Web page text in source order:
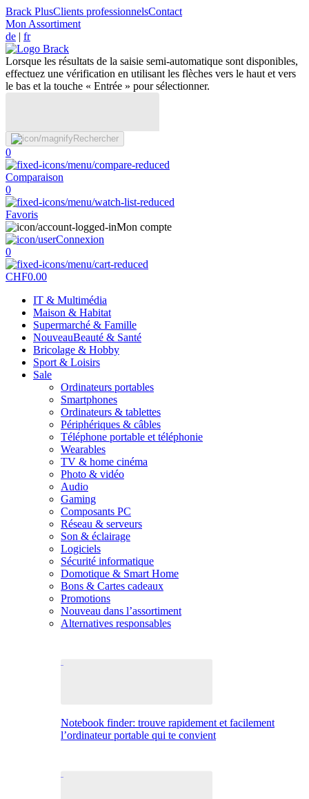
Brack PlusClients professionnelsContact
Mon Assortiment
de | fr
Lorsque les résultats de la saisie semi-automatique sont disponibles,
effectuez une vérification en utilisant les flèches vers le haut et vers
le bas et la touche « Entrée » pour sélectionner.
Rechercher
0
Comparaison
0
Favoris
Mon compte
Connexion
0
CHF0.00
IT & Multimédia
Maison & Habitat
Supermarché & Famille
NouveauBeauté & Santé
Bricolage & Hobby
Sport & Loisirs
Sale
Ordinateurs portables
Smartphones
Ordinateurs & tablettes
Périphériques & câbles
Téléphone portable et téléphonie
Wearables
TV & home cinéma
Photo & vidéo
Audio
Gaming
Composants PC
Réseau & serveurs
Son & éclairage
Logiciels
Sécurité informatique
Domotique & Smart Home
Bons & Cartes cadeaux
Promotions
Nouveau dans l’assortiment
Alternatives responsables
Notebook finder: trouve rapidement et facilement
l’ordinateur portable qui te convient